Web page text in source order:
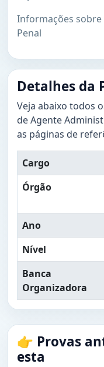
Informações sobre
Penal
Detalhes da
Veja abaixo todos
de Agente
as páginas de
Cargo
Órgão
Ano
Nível
Banca
Organizadora
👉 Provas
esta